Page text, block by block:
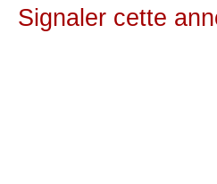
Signaler cette